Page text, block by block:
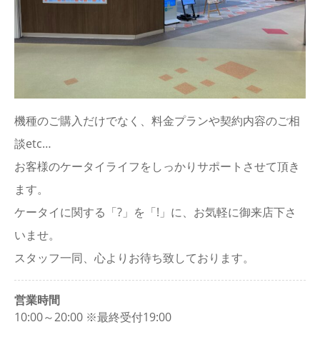
機種のご購入だけでなく、料金プランや契約内容のご相
談etc…
お客様のケータイライフをしっかりサポートさせて頂き
ます。
ケータイに関する「?」を「!」に、お気軽に御来店下さ
いませ。
スタッフ一同、心よりお待ち致しております。
営業時間
10:00～20:00 ※最終受付19:00